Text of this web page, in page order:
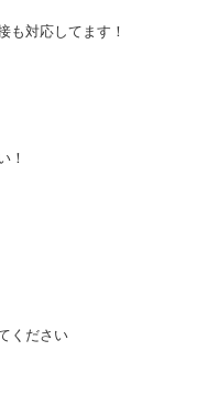
も対応してます！
！
ください